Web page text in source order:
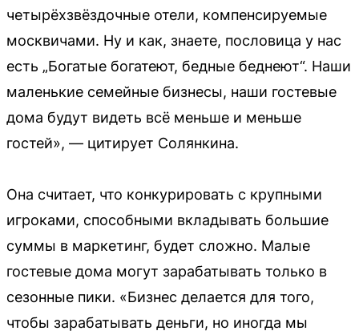
четырёхзвёздочные отели, компенсируемые
москвичами. Ну и как, знаете, пословица у нас
есть „Богатые богатеют, бедные беднеют“. Наши
маленькие семейные бизнесы, наши гостевые
дома будут видеть всё меньше и меньше
гостей», — цитирует Солянкина.
Она считает, что конкурировать с крупными
игроками, способными вкладывать большие
суммы в маркетинг, будет сложно. Малые
гостевые дома могут зарабатывать только в
сезонные пики. «Бизнес делается для того,
чтобы зарабатывать деньги, но иногда мы